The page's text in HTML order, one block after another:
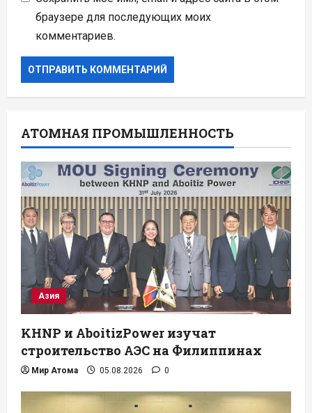
браузере для последующих моих
комментариев.
АТОМНАЯ ПРОМЫШЛЕННОСТЬ
Азия
KHNP и AboitizPower изучат
строительство АЭС на Филиппинах
Мир Атома 05.08.2026 0